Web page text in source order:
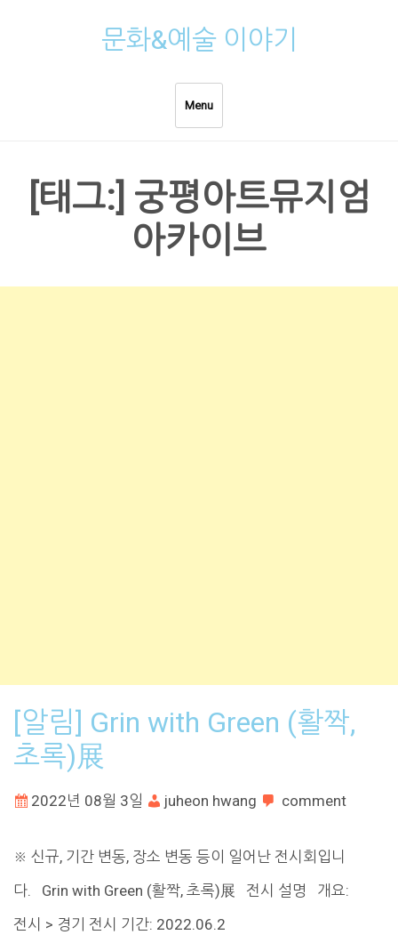
문화&예술 이야기
Menu
[태그:] 궁평아트뮤지엄
아카이브
[알림] Grin with Green (활짝,
초록)展
2022년 08월 3일 juheon hwang comment
※ 신규, 기간 변동, 장소 변동 등이 일어난 전시회입니
다. Grin with Green (활짝, 초록)展 전시 설명 개요:
전시 > 경기 전시 기간: 2022.06.2